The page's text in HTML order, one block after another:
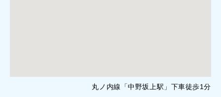
丸ノ内線「中野坂上駅」下車徒歩1分